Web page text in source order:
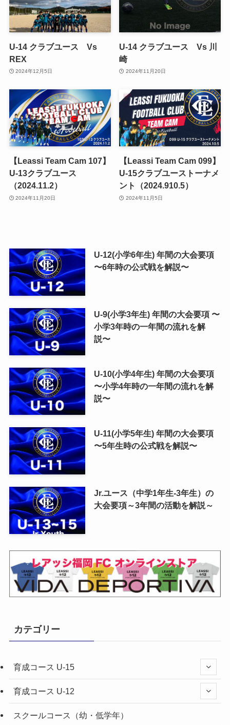
U-14 クラブユース Vs
REX
2024年12月5日
U-14 クラブユース Vs 川
崎
2024年11月20日
【Leassi Team Cam 107】
U-13クラブユース
（2024.11.2）
2024年11月20日
【Leassi Team Cam 099】
U-15クラブユーストーナメ
ント（2024.910.5）
2024年11月5日
U-12(小学6年生) 年間の大会要項
〜6年時の公式戦を解説〜
U-9(小学3年生) 年間の大会要項 〜
小学3年時の一年間の流れを解
説〜
U-10(小学4年生) 年間の大会要項
〜小学4年時の一年間の流れを解
説〜
U-11(小学5年生) 年間の大会要項
〜5年生時の公式戦を解説〜
Jr.ユース（中学1年生-3年生）の
大会要項～3年間の活動を解説～
カテゴリー
育成コース U-15
育成コース U-12
スクールコース（幼・低学年）